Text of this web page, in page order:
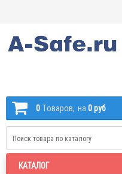
0 Tоваров, на 0 руб
КАТАЛОГ